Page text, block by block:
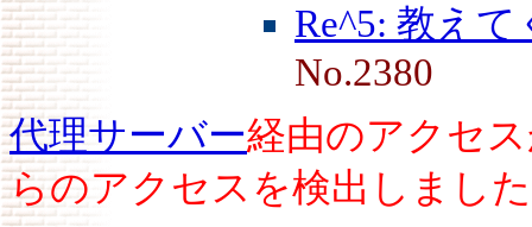
Re^5: 教え
No.2380
代理サーバー経由のアクセ
らのアクセスを検出しまし